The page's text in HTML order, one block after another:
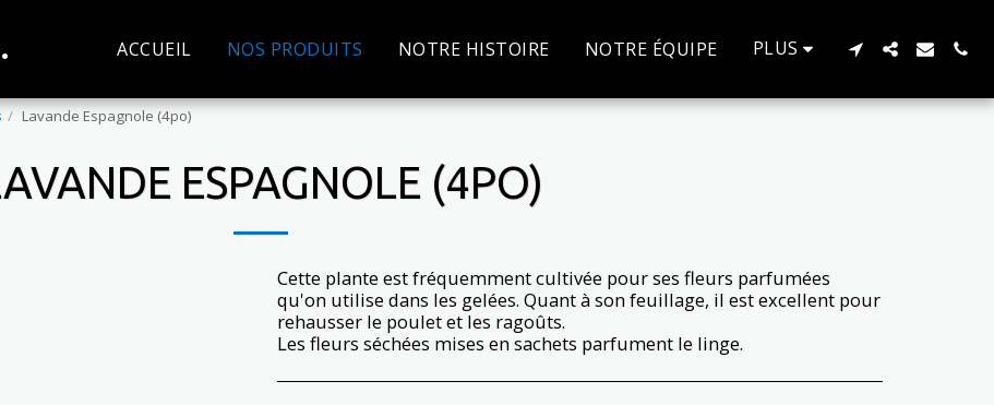
ACCUEIL NOS PRODUITS NOTRE HISTOIRE NOTRE ÉQUIPE PLUS
Lavande Espagnole (4po)
ESPAGNOLE (4PO)
Cette plante est fréquemment cultivée pour ses fleurs parfumées
qu'on utilise dans les gelées. Quant à son feuillage, il est excellent pour
rehausser le poulet et les ragoûts.
Les fleurs séchées mises en sachets parfument le linge.